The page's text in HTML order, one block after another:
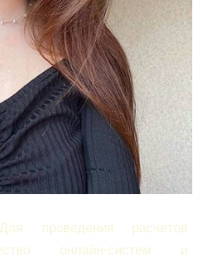
проведения расчетов
онлайн-систем и